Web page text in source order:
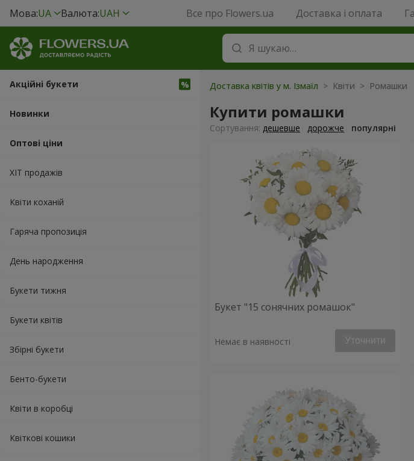
Мова:UA Валюта:UAH Все про Flowers.ua Доставка і оплата
Акційні букети
Новинки
Оптові ціни
ХІТ продажів
Квіти коханій
Гаряча пропозиція
День народження
Букети тижня
Букети квітів
Збірні букети
Бенто-букети
Квіти в коробці
Квіткові кошики
Доставка квітів у м. Ізмаїл > Квіти > Ромашки
Купити ромашки
Сортування: дешевше дорожче популярні
Букет "15 сонячних ромашок"
Немає в наявності Уточнити